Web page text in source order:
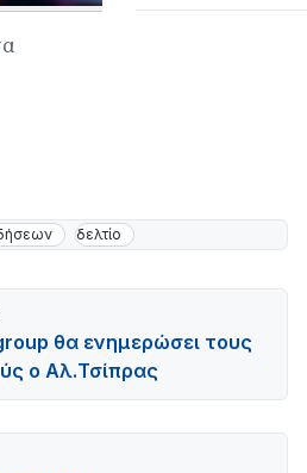
δελτίο
θα ενημερώσει τους
ο Αλ.Τσίπρας